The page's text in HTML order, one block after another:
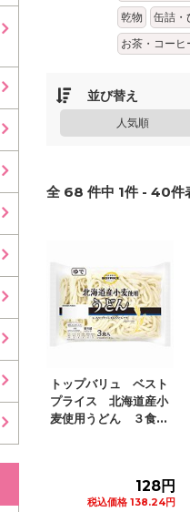
乾物
缶詰・
お茶・コー
並び替え
人気順
全 68 件中 1件 - 40件
トップバリュ ベスト
プライス 北海道産小
麦使用うどん ３食...
128円
税込価格 138.24円